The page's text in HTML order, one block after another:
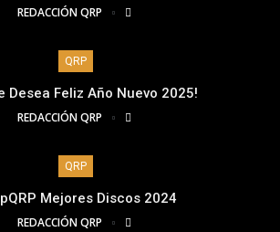
REDACCIÓN QRP
QRP
Desea Feliz Año Nuevo 2025!
REDACCIÓN QRP
QRP
Mejores Discos 2024
REDACCIÓN QRP